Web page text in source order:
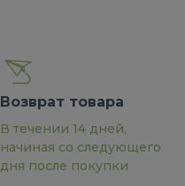
Возврат товара
В течении 14 дней,
начиная со следующего
дня после покупки